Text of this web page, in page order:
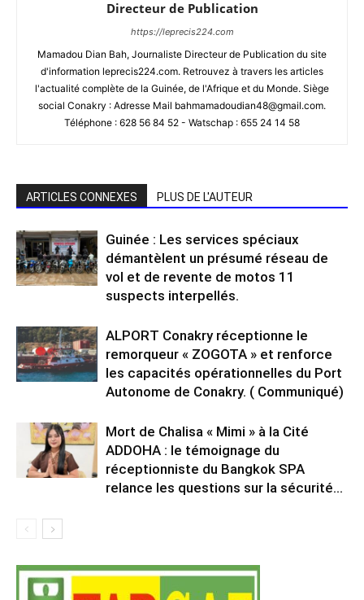
Directeur de Publication
https://leprecis224.com
Mamadou Dian Bah, Journaliste Directeur de Publication du site
d'information leprecis224.com. Retrouvez à travers les articles
l'actualité complète de la Guinée, de l'Afrique et du Monde. Siège
social Conakry : Adresse Mail bahmamadoudian48@gmail.com.
Téléphone : 628 56 84 52 - Watschap : 655 24 14 58
ARTICLES CONNEXES PLUS DE L'AUTEUR
Guinée : Les services spéciaux
démantèlent un présumé réseau de
vol et de revente de motos 11
suspects interpellés.
ALPORT Conakry réceptionne le
remorqueur « ZOGOTA » et renforce
les capacités opérationnelles du Port
Autonome de Conakry. ( Communiqué)
Mort de Chalisa « Mimi » à la Cité
ADDOHA : le témoignage du
réceptionniste du Bangkok SPA
relance les questions sur la sécurité...